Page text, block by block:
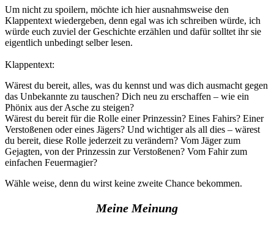
Um nicht zu spoilern, möchte ich hier ausnahmsweise den
Klappentext wiedergeben, denn egal was ich schreiben würde, ich
würde euch zuviel der Geschichte erzählen und dafür solltet ihr sie
eigentlich unbedingt selber lesen.
Klappentext:
Wärest du bereit, alles, was du kennst und was dich ausmacht gegen
das Unbekannte zu tauschen? Dich neu zu erschaffen – wie ein
Phönix aus der Asche zu steigen?
Wärest du bereit für die Rolle einer Prinzessin? Eines Fahirs? Einer
Verstoßenen oder eines Jägers? Und wichtiger als all dies – wärest
du bereit, diese Rolle jederzeit zu verändern? Vom Jäger zum
Gejagten, von der Prinzessin zur Verstoßenen? Vom Fahir zum
einfachen Feuermagier?
Wähle weise, denn du wirst keine zweite Chance bekommen.
Meine Meinung